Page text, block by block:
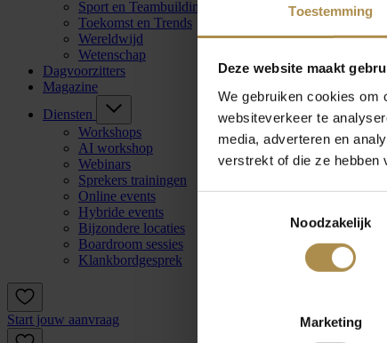
Toestemming
Deze website maakt
We gebruiken cookies om
websiteverkeer te
media, adverteren en
verstrekt of die ze hebben
Noodzakelijk
Marketing
Sport en Teambuilding
Toekomst en Trends
Wereldwijd
Wetenschap
Dagvoorzitters
Magazine
Diensten
Workshops
AI workshop
Webinars
Sprekers trainingen
Online events
Hybride events
Bijzondere locaties
Boardroom sessies
Klankbordgesprek
Start jouw aanvraag